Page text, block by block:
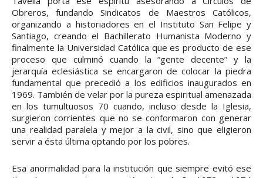
Obreros, fundando Sindicatos de Maestros Católicos,
organizando a historiadores en el Instituto San Felipe y
Santiago, creando el Bachillerato Humanista Moderno y
finalmente la Universidad Católica que es producto de ese
proceso que culminó cuando la “gente decente” y la
jerarquía eclesiástica se encargaron de colocar la piedra
fundamental que precedió a los edificios inaugurados en
1969. También de velar por la pureza espiritual amenazada
en los tumultuosos 70 cuando, incluso desde la Iglesia,
surgieron corrientes que no se conformaron con generar
una realidad paralela y mejor a la civil, sino que eligieron
servir a ésta última optando por los pobres.
Esa anormalidad para la institución que siempre evitó ese